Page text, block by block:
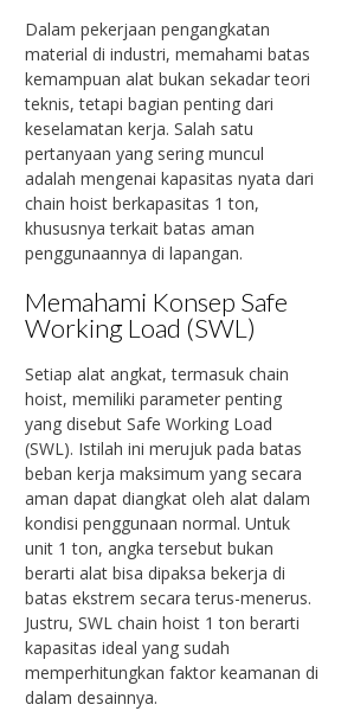
Dalam pekerjaan pengangkatan
material di industri, memahami batas
kemampuan alat bukan sekadar teori
teknis, tetapi bagian penting dari
keselamatan kerja. Salah satu
pertanyaan yang sering muncul
adalah mengenai kapasitas nyata dari
chain hoist berkapasitas 1 ton,
khususnya terkait batas aman
penggunaannya di lapangan.
Memahami Konsep Safe
Working Load (SWL)
Setiap alat angkat, termasuk chain
hoist, memiliki parameter penting
yang disebut Safe Working Load
(SWL). Istilah ini merujuk pada batas
beban kerja maksimum yang secara
aman dapat diangkat oleh alat dalam
kondisi penggunaan normal. Untuk
unit 1 ton, angka tersebut bukan
berarti alat bisa dipaksa bekerja di
batas ekstrem secara terus-menerus.
Justru, SWL chain hoist 1 ton berarti
kapasitas ideal yang sudah
memperhitungkan faktor keamanan di
dalam desainnya.